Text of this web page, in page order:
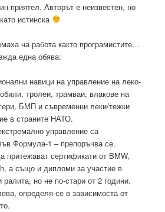
приятел. Авторът е неизвестен, но
истинска
на работа както програмистите…
една обява:
навици на управление на леко-
тролеи, трамваи, влакове на
БМП и съвременни леки/тежки
в страните НАТО.
управление са
Формула-1 – препоръчва се.
притежават сертификати от BMW,
а също и дипломи за участие в
но не по-стари от 2 години.
определя се в зависимоста от